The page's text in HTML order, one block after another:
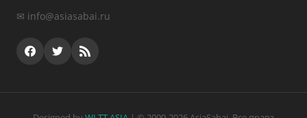
✉ info@asiasabai.ru